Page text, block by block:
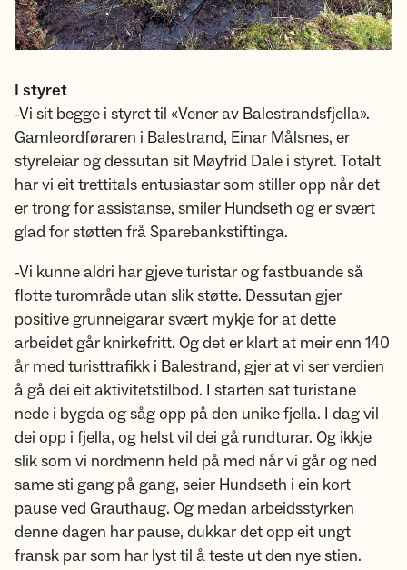
I styret
-Vi sit begge i styret til «Vener av Balestrandsfjella».
Gamleordføraren i Balestrand, Einar Målsnes, er
styreleiar og dessutan sit Møyfrid Dale i styret. Totalt
har vi eit trettitals entusiastar som stiller opp når det
er trong for assistanse, smiler Hundseth og er svært
glad for støtten frå Sparebankstiftinga.
-Vi kunne aldri har gjeve turistar og fastbuande så
flotte turområde utan slik støtte. Dessutan gjer
positive grunneigarar svært mykje for at dette
arbeidet går knirkefritt. Og det er klart at meir enn 140
år med turisttrafikk i Balestrand, gjer at vi ser verdien
å gå dei eit aktivitetstilbod. I starten sat turistane
nede i bygda og såg opp på den unike fjella. I dag vil
dei opp i fjella, og helst vil dei gå rundturar. Og ikkje
slik som vi nordmenn held på med når vi går og ned
same sti gang på gang, seier Hundseth i ein kort
pause ved Grauthaug. Og medan arbeidsstyrken
denne dagen har pause, dukkar det opp eit ungt
fransk par som har lyst til å teste ut den nye stien.